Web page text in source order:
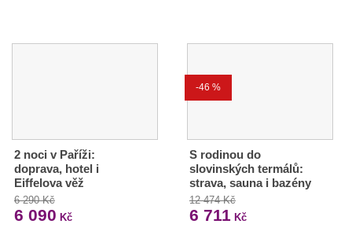
2 noci v Paříži:
doprava, hotel i
Eiffelova věž
6 290 Kč
6 090 Kč
-46 %
S rodinou do
slovinských termálů:
strava, sauna i bazény
12 474 Kč
6 711 Kč